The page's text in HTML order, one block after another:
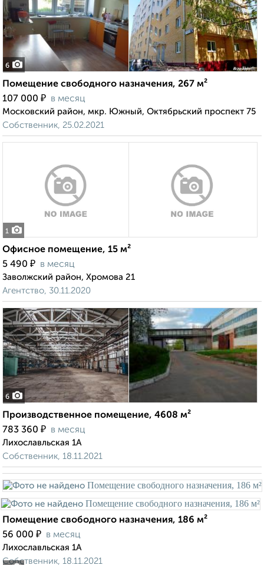
6
Помещение свободного назначения, 267 м²
107 000 ₽ в месяц
Московский район, мкр. Южный, Октябрьский проспект 75
Собственник, 25.02.2021
1
Офисное помещение, 15 м²
5 490 ₽ в месяц
Заволжский район, Хромова 21
Агентство, 30.11.2020
6
Производственное помещение, 4608 м²
783 360 ₽ в месяц
Лихославльская 1А
Собственник, 18.11.2021
Помещение свободного назначения, 186 м²
56 000 ₽ в месяц
Лихославльская 1А
Собственник, 18.11.2021